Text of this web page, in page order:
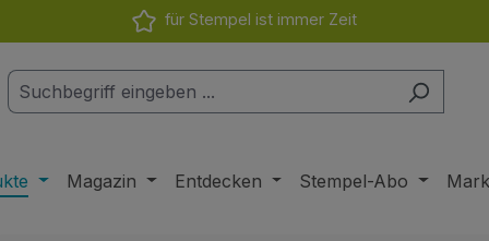
für Stempel ist immer Zeit
Magazin Entdecken Stempel-Abo